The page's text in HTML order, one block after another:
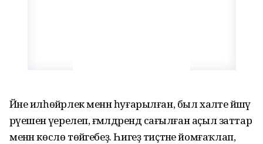
Йәне илһөйәрлек менән һуғарылған, был халәте йәшәү
рәүешенә әүерелеп, ғәмәлдәрендә сағылған аҫыл заттар
менән көслө төйәгебеҙ. Һигеҙ тиҫтәне йомғаҡлап,